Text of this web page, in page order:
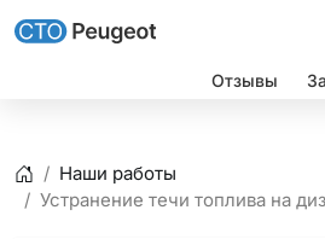
Отзывы
ГлавнаяНаши работы
Устранение течи топлива на дизельном Пежо